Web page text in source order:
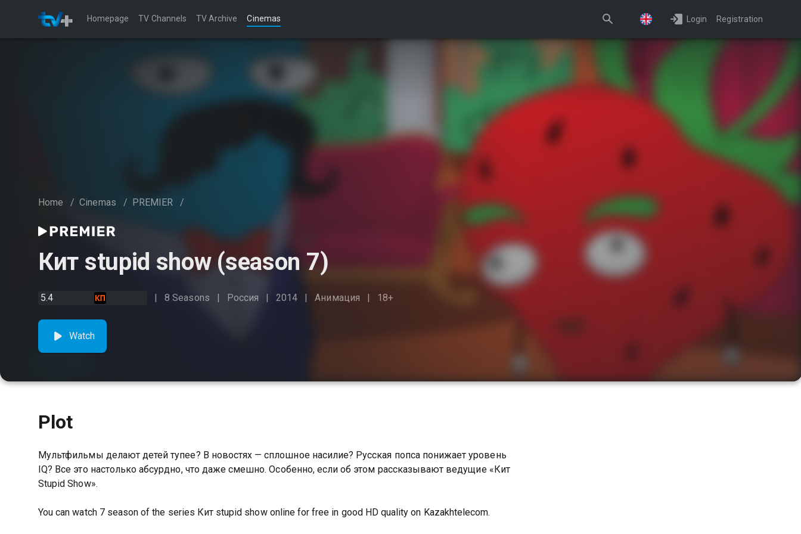
Homepage TV Channels TV Archive Cinemas Login Registration
Home / Cinemas / PREMIER /
Кит stupid show (season 7)
5.4 8 Seasons Россия 2014 Анимация 18+
Watch
Plot
Мультфильмы делают детей тупее? В новостях — сплошное насилие? Русская попса понижает уровень
IQ? Все это настолько абсурдно, что даже смешно. Особенно, если об этом рассказывают ведущие «Кит
Stupid Show».
You can watch 7 season of the series Кит stupid show online for free in good HD quality on Kazakhtelecom.